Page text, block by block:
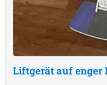
Liftgerät auf enger